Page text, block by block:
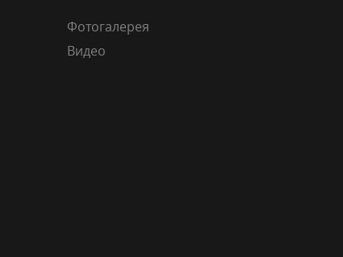
Фотогалерея
Видео